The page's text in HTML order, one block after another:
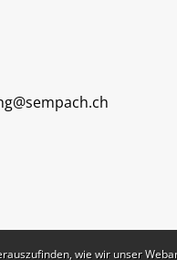
wie wir unser